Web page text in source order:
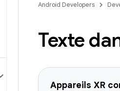
Android Developers
Texte
Appareils XR